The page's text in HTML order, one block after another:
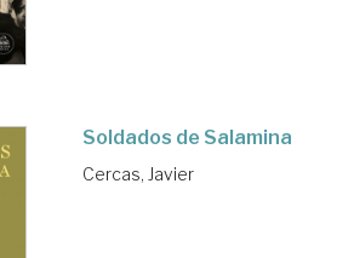
Soldados de Salamina
Cercas, Javier